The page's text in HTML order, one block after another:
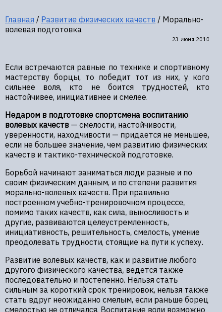
Главная / Развитие физических качеств / Морально-
волевая подготовка
23 июня 2010
Если встречаются равные по технике и спортивному
мастерству борцы, то победит тот из них, у кого
сильнее воля, кто не боится трудностей, кто
настойчивее, инициативнее и смелее.
Недаром в подготовке спортсмена воспитанию
волевых качеств — смелости, настойчивости,
уверенности, находчивости — придается не меньшее,
если не большее значение, чем развитию физических
качеств и тактико-технической подготовке.
Борьбой начинают заниматься люди разные и по
своим физическим данным, и по степени развития
морально-волевых качеств. При правильно
построенном учебно-тренировочном процессе,
помимо таких качеств, как сила, выносливость и
другие, развиваются целеустремленность,
инициативность, решительность, смелость, умение
преодолевать трудности, стоящие на пути к успеху.
Развитие волевых качеств, как и развитие любого
другого физического качества, ведется также
последовательно и постепенно. Нельзя стать
сильным за короткий срок тренировок, нельзя также
стать вдруг неожиданно смелым, если раньше борец
смелостью не отличался. Воспитание воли возможно